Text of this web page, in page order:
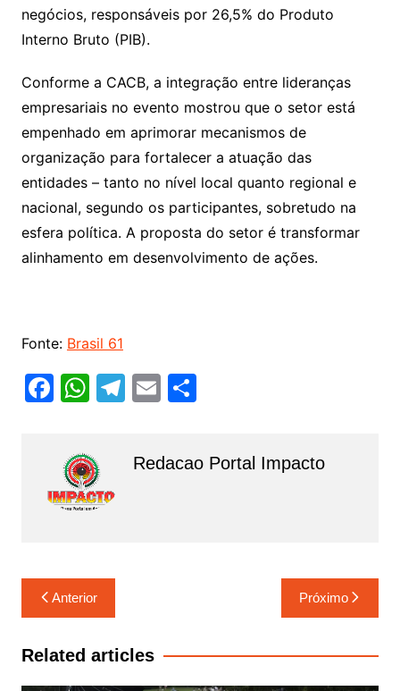
negócios, responsáveis por 26,5% do Produto
Interno Bruto (PIB).
Conforme a CACB, a integração entre lideranças
empresariais no evento mostrou que o setor está
empenhado em aprimorar mecanismos de
organização para fortalecer a atuação das
entidades – tanto no nível local quanto regional e
nacional, segundo os participantes, sobretudo na
esfera política. A proposta do setor é transformar
alinhamento em desenvolvimento de ações.
Fonte: Brasil 61
F
e
b
k
W
at
s
A
T
gr
E
l
S
e
Redacao Portal Impacto
Navegação
de
Post
Anterior Próximo
Related articles